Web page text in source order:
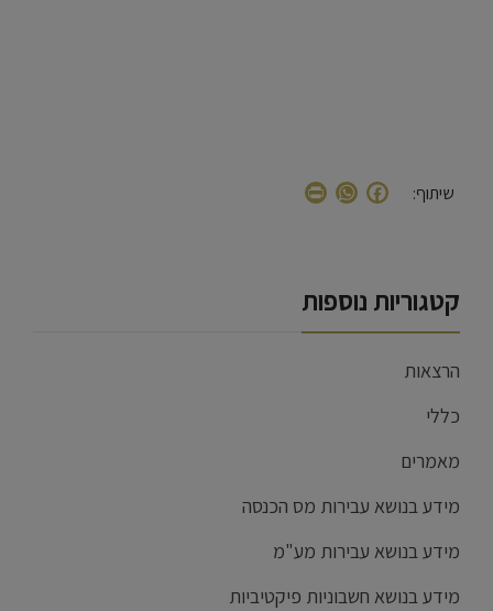
שיתוף: Facebook
WhatsApp
קטגוריות נוספות
הרצאות
כללי
מאמרים
מידע בנושא עבירות מס הכנסה
מידע בנושא עבירות מע"מ
מידע בנושא חשבוניות פיקטיביות